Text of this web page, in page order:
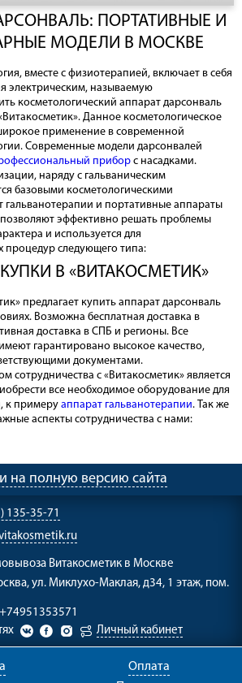
ПОРТАТИВНЫЕ И
МОДЕЛИ В МОСКВЕ
вместе с физиотерапией, включает в себя
электрическим, называемую
косметологический аппарат дарсонваль
Данное косметологическое
применение в современной
Современные модели дарсонвалей
прибор с насадками.
наряду с гальваническим
базовыми косметологическими
и портативные аппараты
эффективно решать проблемы
и используется для
процедур следующего типа:
В «ВИТАКОСМЕТИК»
предлагает купить аппарат дарсонваль
Возможна бесплатная доставка в
доставка в СПБ и регионы. Все
гарантировано высокое качество,
документами.
сотрудничества с «Витакосметик» является
все необходимое оборудование для
к примеру аппарат гальванотерапии. Так же
аспекты сотрудничества с нами:
на полную версию сайта
135-35-71
Витакосметик в Москве
ул. Миклухо-Маклая, д34, 1 этаж, пом.
+74951353571
Личный кабинет
Оплата